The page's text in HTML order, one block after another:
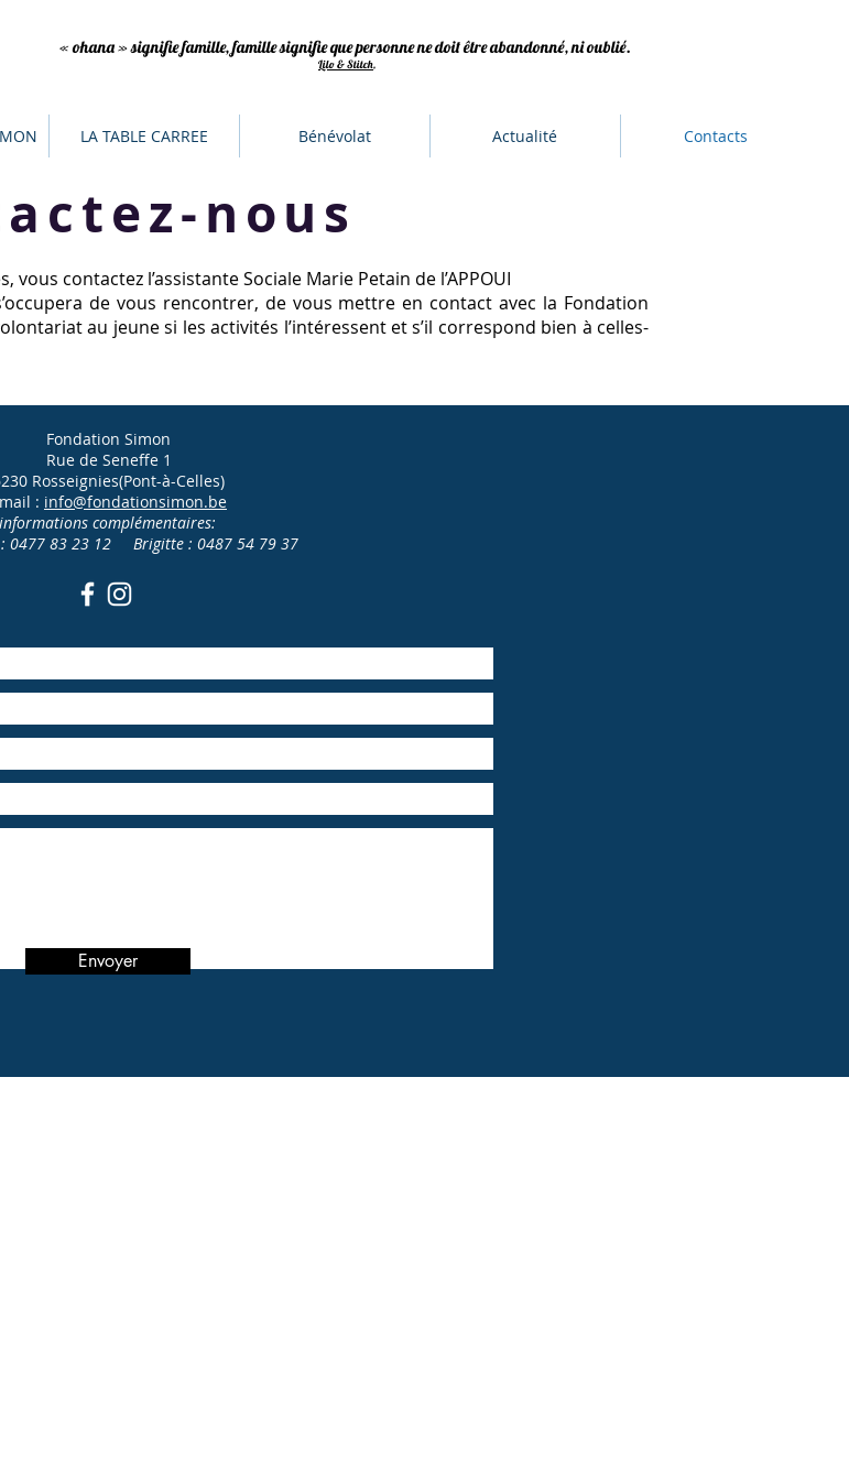
« ohana » signifie famille, famille signifie que personne ne doit être abandonné, ni oublié.
Lilo & Stitch,
LA TABLE CARREE Bénévolat Actualité Contacts
nous
contactez l’assistante Sociale Marie Petain de l’APPOUI
de vous rencontrer, de vous mettre en contact avec la Fondation
au jeune si les activités l’intéressent et s’il correspond bien à celles-
Fondation Simon
Rue de Seneffe 1
Rosseignies(Pont-à-Celles)
: info@fondationsimon.be
complémentaires:
: 0477 83 23 12 Brigitte : 0487 54 79 37
Envoyer